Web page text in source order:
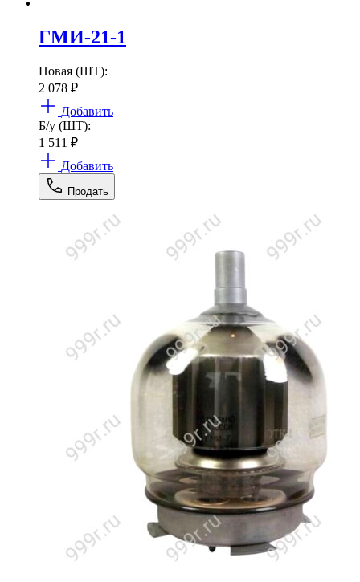
ГМИ-21-1
Новая (ШТ):
2 078 ₽
Добавить
Б/у (ШТ):
1 511 ₽
Добавить
Продать